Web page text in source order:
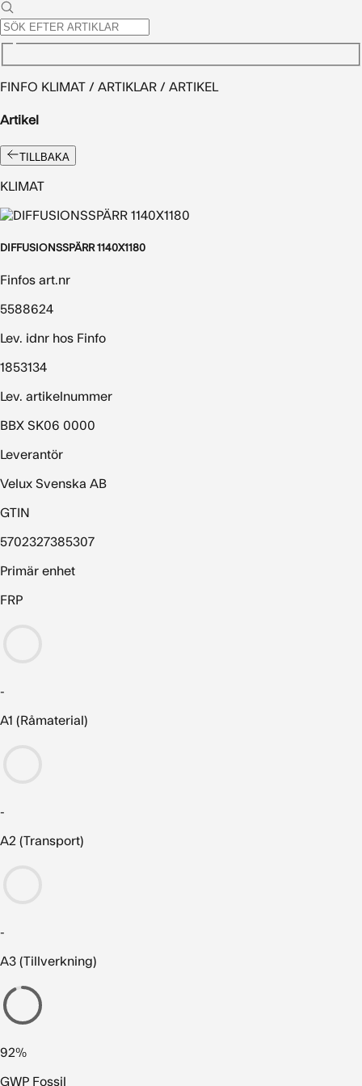
FINFO KLIMAT / ARTIKLAR / ARTIKEL
Artikel
TILLBAKA
KLIMAT
DIFFUSIONSSPÄRR 1140X1180
Finfos art.nr
5588624
Lev. idnr hos Finfo
1853134
Lev. artikelnummer
BBX SK06 0000
Leverantör
Velux Svenska AB
GTIN
5702327385307
Primär enhet
FRP
-
A1 (Råmaterial)
-
A2 (Transport)
-
A3 (Tillverkning)
92%
GWP Fossil